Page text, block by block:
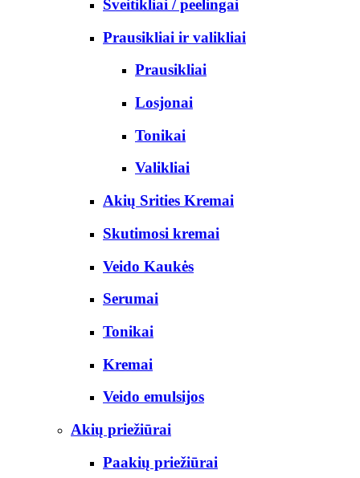
Šveitikliai / peelingai
Prausikliai ir valikliai
Prausikliai
Losjonai
Tonikai
Valikliai
Akių Srities Kremai
Skutimosi kremai
Veido Kaukės
Serumai
Tonikai
Kremai
Veido emulsijos
Akių priežiūrai
Paakių priežiūrai